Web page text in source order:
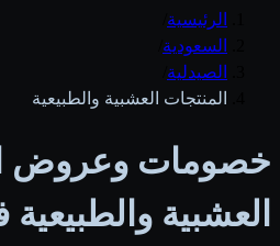
الرئيسية
السعودية
الصيدلية
المنتجات العشبية والطبيعية
خصومات وعروض
العشبية